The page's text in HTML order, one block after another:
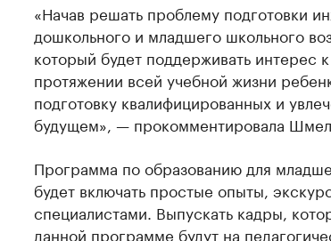
«Начав решать проблему подготовки
дошкольного и младшего школьного
который будет поддерживать интерес
протяжении всей учебной жизни
подготовку квалифицированных и
будущем», — прокомментировала
Программа по образованию для
будет включать простые опыты,
специалистами. Выпускать кадры,
данной программе будут на